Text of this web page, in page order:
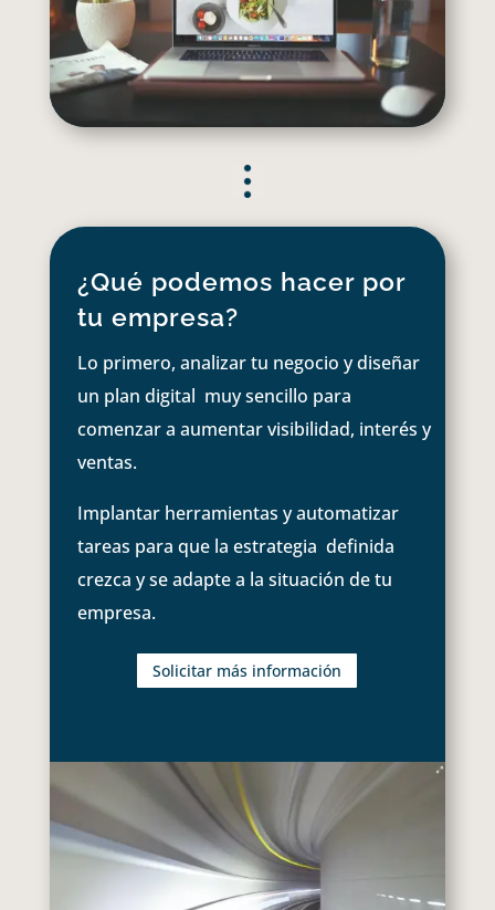
¿Qué podemos hacer por
tu empresa?
Lo primero, analizar tu negocio y diseñar
un plan digital muy sencillo para
comenzar a aumentar visibilidad, interés y
ventas.
Implantar herramientas y automatizar
tareas para que la estrategia definida
crezca y se adapte a la situación de tu
empresa.
Solicitar más información